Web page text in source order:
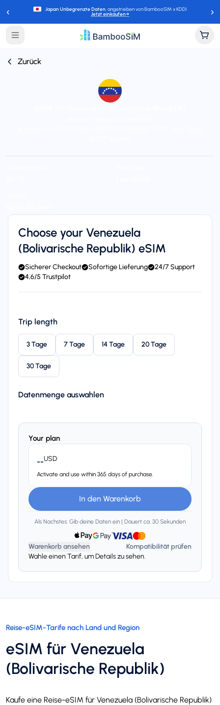
‹ Japan Unbegrenzte Daten, angetrieben von BambooSIM x KDDI
Jetzt einkaufen→ ›
Zurück
Choose your Venezuela
(Bolivarische Republik) eSIM
Sicherer Checkout Sofortige Lieferung
24/7 Support
4,6/5 Trustpilot
Trip length
3 Tage 7 Tage 14 Tage 20 Tage
30 Tage
Datenmenge auswahlen
Your plan
--USD
Activate and use within 365 days of purchase.
In den Warenkorb
Als Nachstes: Gib deine Daten ein | Dauert ca. 30 Sekunden
Warenkorb ansehen
Kompatibilität prüfen
Wahle einen Tarif, um Details zu sehen.
Reise-eSIM-Tarife nach Land und Region
eSIM für Venezuela
(Bolivarische Republik)
Kaufe eine Reise-eSIM für Venezuela (Bolivarische Republik)